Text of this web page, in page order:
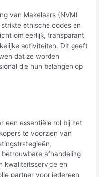
van Makelaars (NVM)
ethische codes en
om eerlijk, transparant
activiteiten. Dit geeft
dat ze worden
die hun belangen op
een essentiële rol bij het
te voorzien van
afhandeling
kwaliteitsservice en
partner voor iedereen